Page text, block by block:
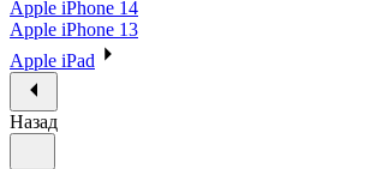
Apple iPhone 14
Apple iPhone 13
Apple iPad
Назад